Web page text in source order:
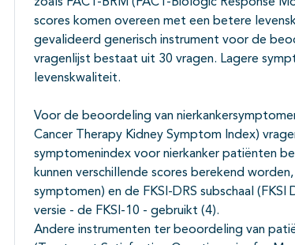
Subpagina's open- en dichtklappen
zoals FACT-BRM (FACT-Biologic Response
scores komen overeen met een betere
gevalideerd generisch instrument voor de
vragenlijst bestaat uit 30 vragen. Lagere
levenskwaliteit.
Voor de beoordeling van
Cancer Therapy Kidney Symptom Index)
symptomenindex voor nierkanker patiënten
kunnen verschillende scores berekend
symptomen) en de FKSI-DRS subschaal
versie - de FKSI-10 - gebruikt (4).
Andere instrumenten ter beoordeling van